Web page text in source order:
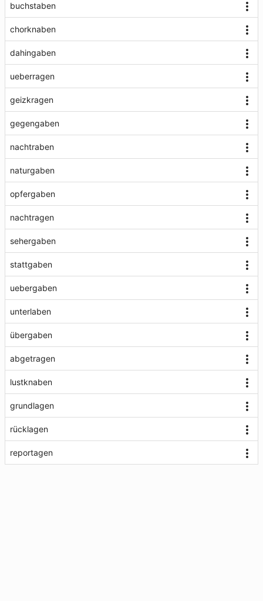
buchstaben
chorknaben
dahingaben
ueberragen
geizkragen
gegengaben
nachtraben
naturgaben
opfergaben
nachtragen
sehergaben
stattgaben
uebergaben
unterlaben
übergaben
abgetragen
lustknaben
grundlagen
rücklagen
reportagen